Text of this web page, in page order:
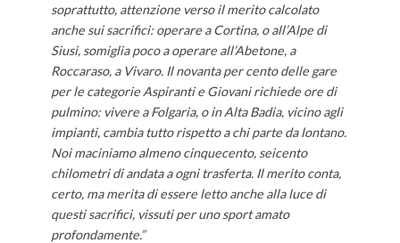
soprattutto, attenzione verso il merito calcolato
anche sui sacrifici: operare a Cortina, o all’Alpe di
Siusi, somiglia poco a operare all’Abetone, a
Roccaraso, a Vivaro. Il novanta per cento delle gare
per le categorie Aspiranti e Giovani richiede ore di
pulmino: vivere a Folgaria, o in Alta Badia, vicino agli
impianti, cambia tutto rispetto a chi parte da lontano.
Noi maciniamo almeno cinquecento, seicento
chilometri di andata a ogni trasferta. Il merito conta,
certo, ma merita di essere letto anche alla luce di
questi sacrifici, vissuti per uno sport amato
profondamente.”